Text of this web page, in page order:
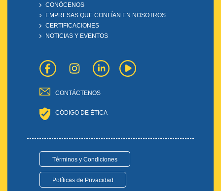
CONÓCENOS
EMPRESAS QUE CONFÍAN EN NOSOTROS
CERTIFICACIONES
NOTICIAS Y EVENTOS
CONTÁCTENOS
CÓDIGO DE ÉTICA
Términos y Condiciones
Políticas de Privacidad